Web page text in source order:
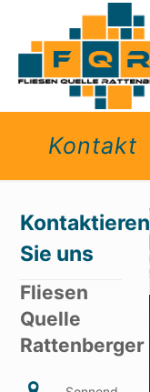
Kontakt
Kontaktieren
Sie uns
Fliesen
Quelle
Rattenberger